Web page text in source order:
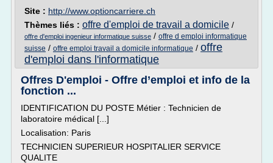
Site : http://www.optioncarriere.ch
Thèmes liés : offre d'emploi de travail a domicile /
offre d'emploi ingenieur informatique suisse / offre d emploi informatique
suisse / offre emploi travail a domicile informatique / offre
d'emploi dans l'informatique
Offres D'emploi - Offre d’emploi et info de la
fonction ...
IDENTIFICATION DU POSTE Métier : Technicien de
laboratoire médical [...]
Localisation: Paris
TECHNICIEN SUPERIEUR HOSPITALIER SERVICE
QUALITE